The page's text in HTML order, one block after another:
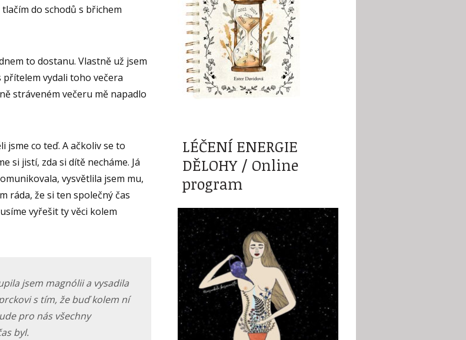
do schodů s břichem
to dostanu. Vlastně už jsem
přítelem vydali toho večera
stráveném večeru mě napadlo
jsme co teď. A ačkoliv se to
si jistí, zda si dítě necháme. Já
vysvětlila jsem mu,
ráda, že si ten společný čas
vyřešit ty věci kolem
jsem magnólii a vysadila
s tím, že buď kolem ní
pro nás všechny
byl.
LÉČENÍ ENERGIE
DĚLOHY / Online
program